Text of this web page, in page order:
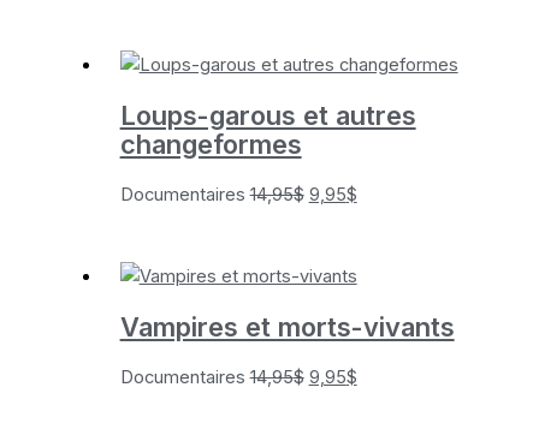
Loups-garous et autres
changeformes
Documentaires14,95$ Le
était :
9,95$Le
est :
Vampires et morts-vivants
Documentaires14,95$ Le
9,95$Le